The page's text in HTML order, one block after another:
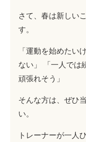
さて、春は新しい
す。
「運動を始めたい
ない」 「一人では
頑張れそう」
そんな方は、ぜひ
い。
トレーナーが一人